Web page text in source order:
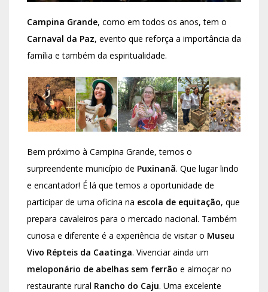
Campina Grande, como em todos os anos, tem o
Carnaval da Paz, evento que reforça a importância da
família e também da espiritualidade.
Bem próximo à Campina Grande, temos o
surpreendente município de Puxinanã. Que lugar lindo
e encantador! É lá que temos a oportunidade de
participar de uma oficina na escola de equitação, que
prepara cavaleiros para o mercado nacional. Também
curiosa e diferente é a experiência de visitar o Museu
Vivo Répteis da Caatinga. Vivenciar ainda um
meloponário de abelhas sem ferrão e almoçar no
restaurante rural Rancho do Caju. Uma excelente